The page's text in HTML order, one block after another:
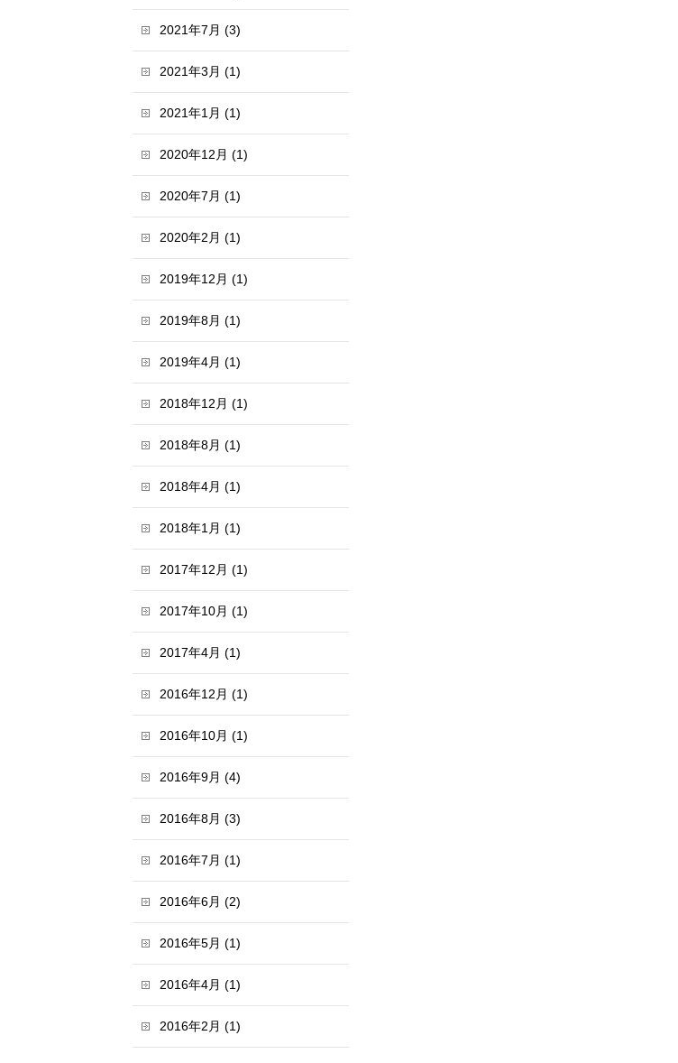
2021年7月 (3)
2021年3月 (1)
2021年1月 (1)
2020年12月 (1)
2020年7月 (1)
2020年2月 (1)
2019年12月 (1)
2019年8月 (1)
2019年4月 (1)
2018年12月 (1)
2018年8月 (1)
2018年4月 (1)
2018年1月 (1)
2017年12月 (1)
2017年10月 (1)
2017年4月 (1)
2016年12月 (1)
2016年10月 (1)
2016年9月 (4)
2016年8月 (3)
2016年7月 (1)
2016年6月 (2)
2016年5月 (1)
2016年4月 (1)
2016年2月 (1)